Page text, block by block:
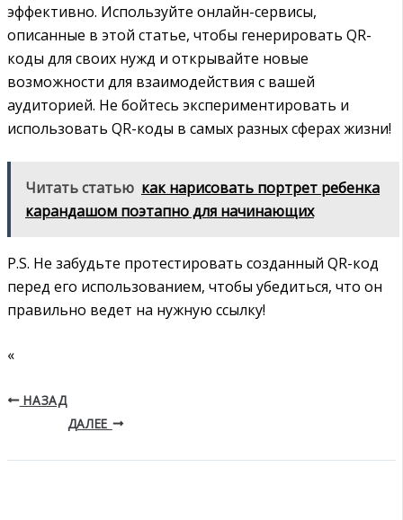
эффективно. Используйте онлайн-сервисы,
описанные в этой статье, чтобы генерировать QR-
коды для своих нужд и открывайте новые
возможности для взаимодействия с вашей
аудиторией. Не бойтесь экспериментировать и
использовать QR-коды в самых разных сферах жизни!
Читать статью как нарисовать портрет ребенка
карандашом поэтапно для начинающих
P.S. Не забудьте протестировать созданный QR-код
перед его использованием, чтобы убедиться, что он
правильно ведет на нужную ссылку!
«
НАЗАД
ДАЛЕЕ